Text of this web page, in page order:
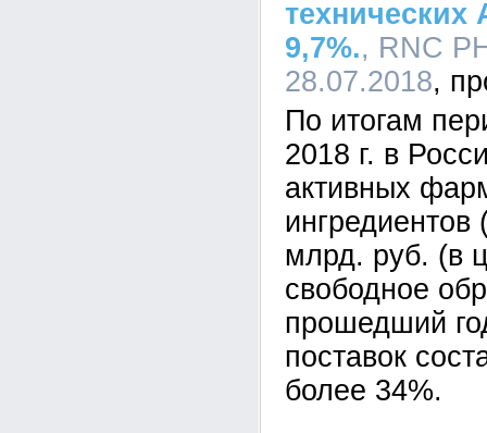
технических
9,7%., RNC
28.07.2018
По итогам
2018 г. в
активных
млрд. руб. (в
свободное
прошедший
поставок
более 34%.